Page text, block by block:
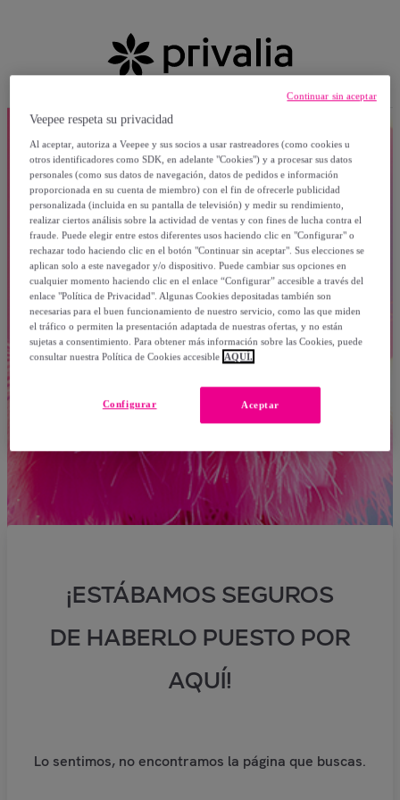
¡ESTÁBAMOS SEGUROS
DE HABERLO PUESTO POR
AQUÍ!
Lo sentimos, no encontramos la página que buscas.
Veepee respeta su privacidad
Al aceptar, autoriza a Veepee y sus socios a usar rastreadores (como cookies u
otros identificadores como SDK, en adelante "Cookies") y a procesar sus datos
personales (como sus datos de navegación, datos de pedidos e información
proporcionada en su cuenta de miembro) con el fin de ofrecerle publicidad
personalizada (incluida en su pantalla de televisión) y medir su rendimiento,
realizar ciertos análisis sobre la actividad de ventas y con fines de lucha contra el
fraude. Puede elegir entre estos diferentes usos haciendo clic en "Configurar" o
rechazar todo haciendo clic en el botón "Continuar sin aceptar". Sus elecciones se
aplican solo a este navegador y/o dispositivo. Puede cambiar sus opciones en
cualquier momento haciendo clic en el enlace “Configurar” accesible a través del
enlace "Política de Privacidad". Algunas Cookies depositadas también son
necesarias para el buen funcionamiento de nuestro servicio, como las que miden
el tráfico o permiten la presentación adaptada de nuestras ofertas, y no están
sujetas a consentimiento. Para obtener más información sobre las Cookies, puede
consultar nuestra Política de Cookies accesible AQUÍ.
Aceptar
Configurar
Continuar sin aceptar